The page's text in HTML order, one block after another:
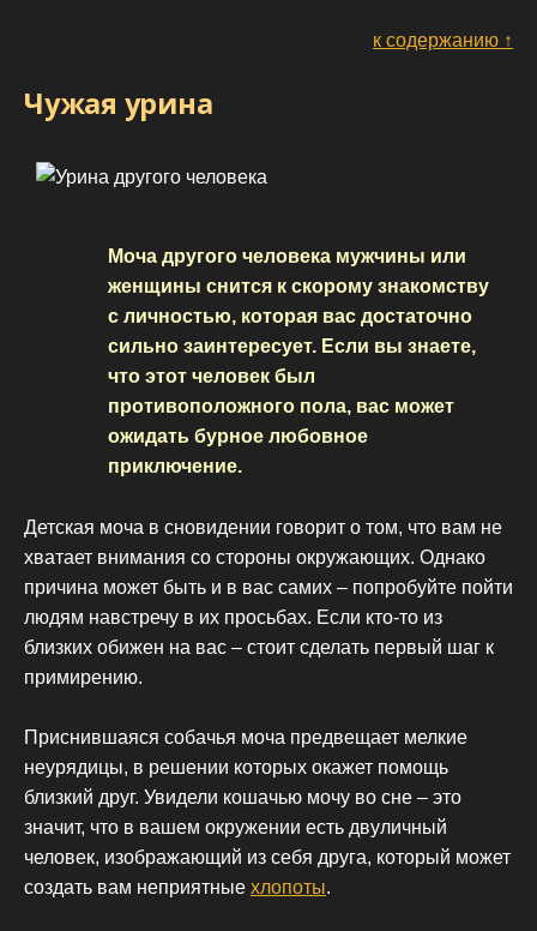
к содержанию ↑
Чужая урина
Моча другого человека мужчины или
женщины снится к скорому знакомству
с личностью, которая вас достаточно
сильно заинтересует. Если вы знаете,
что этот человек был
противоположного пола, вас может
ожидать бурное любовное
приключение.
Детская моча в сновидении говорит о том, что вам не
хватает внимания со стороны окружающих. Однако
причина может быть и в вас самих – попробуйте пойти
людям навстречу в их просьбах. Если кто-то из
близких обижен на вас – стоит сделать первый шаг к
примирению.
Приснившаяся собачья моча предвещает мелкие
неурядицы, в решении которых окажет помощь
близкий друг. Увидели кошачью мочу во сне – это
значит, что в вашем окружении есть двуличный
человек, изображающий из себя друга, который может
создать вам неприятные хлопоты.